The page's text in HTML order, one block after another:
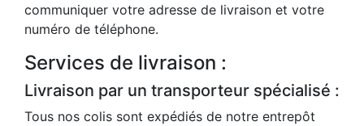
communiquer votre adresse de livraison et votre
numéro de téléphone.
Services de livraison :
Livraison par un transporteur spécialisé :
Tous nos colis sont expédiés de notre entrepôt